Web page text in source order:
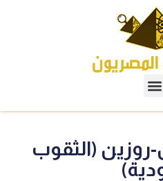
روزين (الثقوب